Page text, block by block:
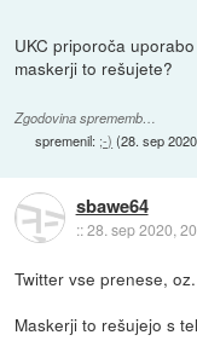
UKC priporoča
maskerji to rešujete?
Zgodovina sprememb…
spremenil: ;-) (28. sep
sbawe64
::28. sep 2020,
Twitter vse prenese,
Maskerji to rešujejo s